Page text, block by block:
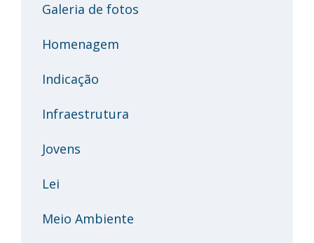
Galeria de fotos
Homenagem
Indicação
Infraestrutura
Jovens
Lei
Meio Ambiente